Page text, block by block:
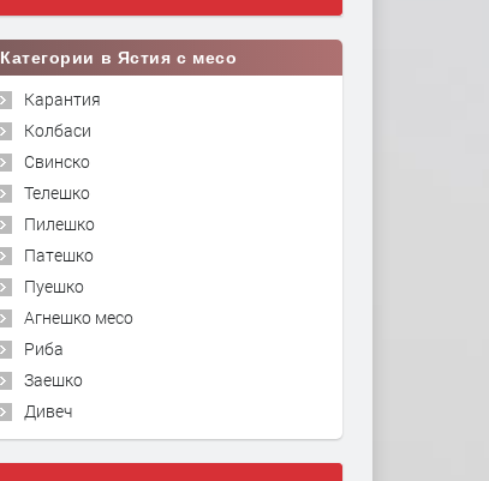
Категории в Ястия с месо
Карантия
Колбаси
Свинско
Телешко
Пилешко
Патешко
Пуешко
Агнешко месо
Риба
Заешко
Дивеч